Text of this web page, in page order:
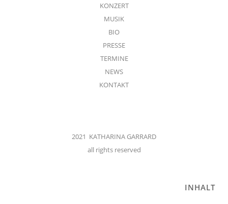
KONZERT
MUSIK
BIO
PRESSE
TERMINE
NEWS
KONTAKT
2021 KATHARINA GARRARD
all rights reserved
INHALT